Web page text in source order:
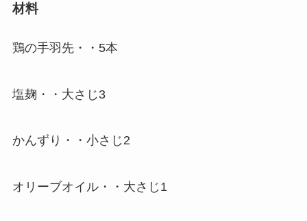
材料
鶏の手羽先・・5本
塩麹・・大さじ3
かんずり・・小さじ2
オリーブオイル・・大さじ1